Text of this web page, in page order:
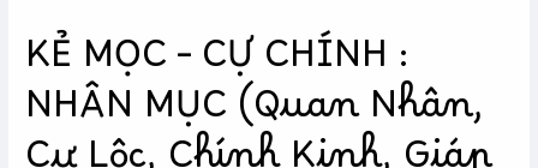
KẺ MỌC – CỰ CHÍNH :
NHÂN MỤC (Quan Nhân,